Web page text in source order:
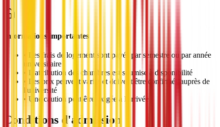
Informations importantes
Les frais de logement sont payés par semestre ou par année
universitaire
• L'attribution des chambres est soumise à disponibilité
• Les prix peuvent varier et doivent être confirmés auprès de
l'université
• Une caution peut être exigée à l'arrivée
Conditions d'admission